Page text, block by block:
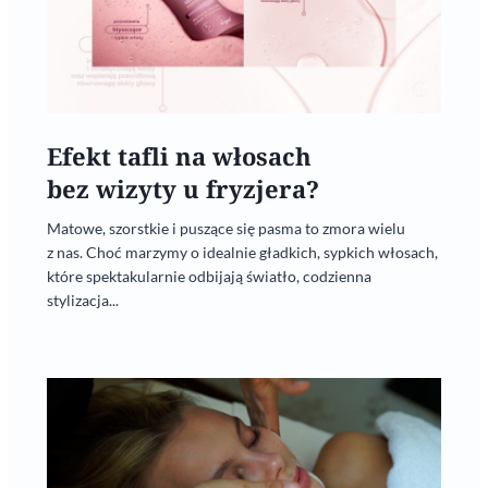
Efekt tafli na włosach
bez wizyty u fryzjera?
Matowe, szorstkie i puszące się pasma to zmora wielu
z nas. Choć marzymy o idealnie gładkich, sypkich włosach,
które spektakularnie odbijają światło, codzienna
stylizacja...